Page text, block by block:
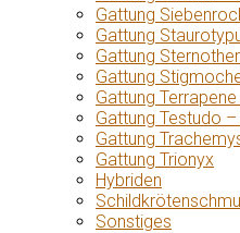
Gattung
Gattung
Gattung
Gattung
Gattung
Gattung Testudo
Gattung
Gattung Trionyx
Hybriden
Sonstiges